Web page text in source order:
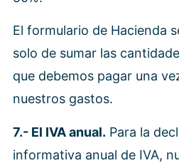
El formulario de Hacienda
solo de sumar las
que debemos pagar una
nuestros gastos.
7.- El IVA anual. Para la
informativa anual de IVA,